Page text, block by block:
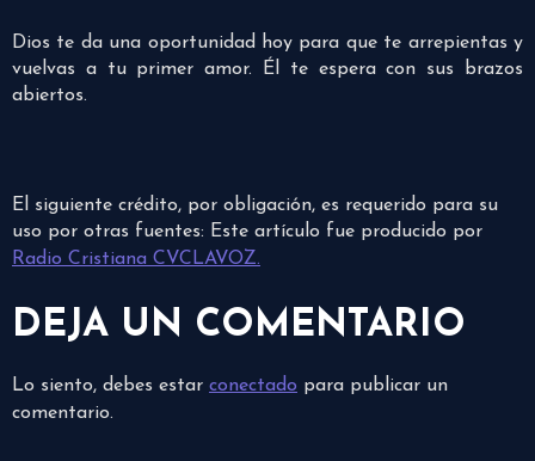
Dios te da una oportunidad hoy para que te arrepientas y
vuelvas a tu primer amor. Él te espera con sus brazos
abiertos.
El siguiente crédito, por obligación, es requerido para su
uso por otras fuentes: Este artículo fue producido por
Radio Cristiana CVCLAVOZ.
DEJA UN COMENTARIO
Lo siento, debes estar conectado para publicar un
comentario.